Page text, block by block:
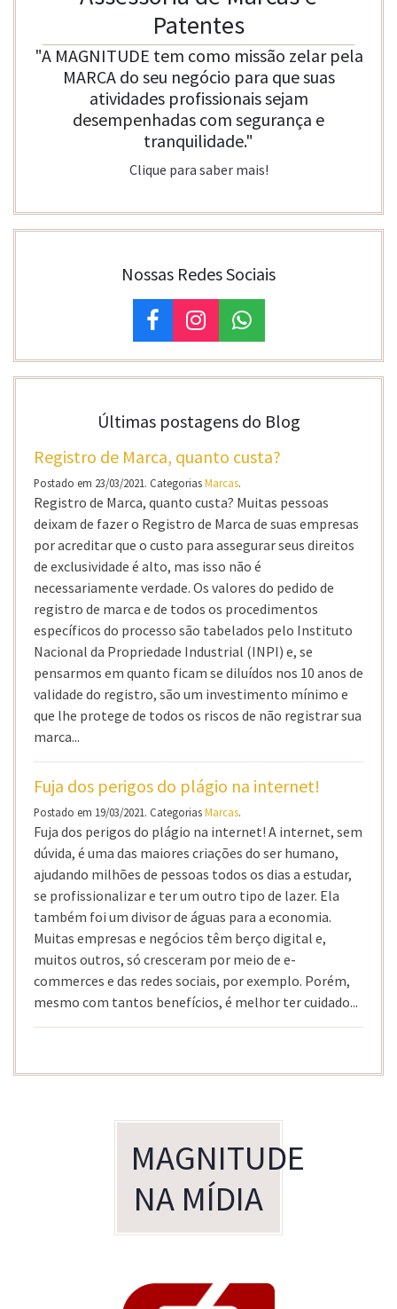
Patentes
"A MAGNITUDE tem como missão zelar pela
MARCA do seu negócio para que suas
atividades profissionais sejam
desempenhadas com segurança e
tranquilidade."
Clique para saber mais!
Nossas Redes Sociais
Últimas postagens do Blog
Registro de Marca, quanto custa?
Postado em 23/03/2021. CategoriasMarcas.
Registro de Marca, quanto custa? Muitas pessoas
deixam de fazer o Registro de Marca de suas empresas
por acreditar que o custo para assegurar seus direitos
de exclusividade é alto, mas isso não é
necessariamente verdade. Os valores do pedido de
registro de marca e de todos os procedimentos
específicos do processo são tabelados pelo Instituto
Nacional da Propriedade Industrial (INPI) e, se
pensarmos em quanto ficam se diluídos nos 10 anos de
validade do registro, são um investimento mínimo e
que lhe protege de todos os riscos de não registrar sua
marca...
Fuja dos perigos do plágio na internet!
Postado em 19/03/2021. CategoriasMarcas.
Fuja dos perigos do plágio na internet! A internet, sem
dúvida, é uma das maiores criações do ser humano,
ajudando milhões de pessoas todos os dias a estudar,
se profissionalizar e ter um outro tipo de lazer. Ela
também foi um divisor de águas para a economia.
Muitas empresas e negócios têm berço digital e,
muitos outros, só cresceram por meio de e-
commerces e das redes sociais, por exemplo. Porém,
mesmo com tantos benefícios, é melhor ter cuidado...
MAGNITUDE
NA MÍDIA